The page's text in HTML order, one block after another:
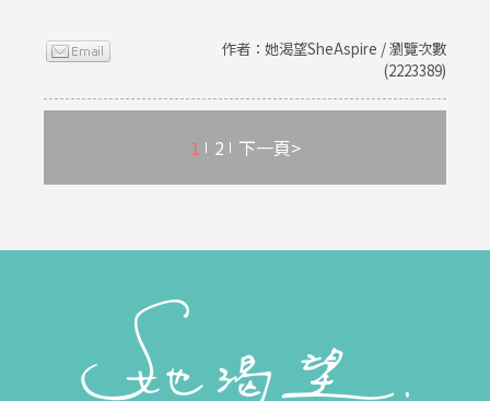
作者：她渴望SheAspire / 瀏覽次數
(2223389)
1 2 下一頁>